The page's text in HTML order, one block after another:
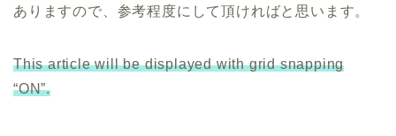
ありますので、参考程度にして頂ければと思います。
This article will be displayed with grid snapping
“ON”.